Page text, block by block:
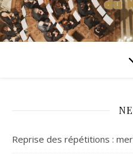
Reprise des répétitions :